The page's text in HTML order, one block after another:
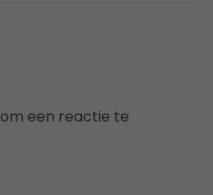
om een reactie te